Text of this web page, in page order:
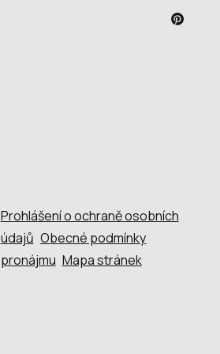
Prohlášení o ochraně osobních
údajů Obecné podmínky
pronájmu Mapa stránek